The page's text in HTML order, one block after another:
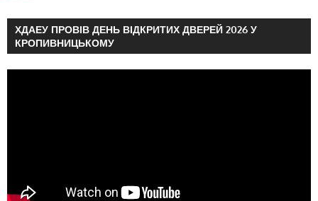
ХДАЕУ ПРОВІВ ДЕНЬ ВІДКРИТИХ ДВЕРЕЙ 2026 У
КРОПИВНИЦЬКОМУ